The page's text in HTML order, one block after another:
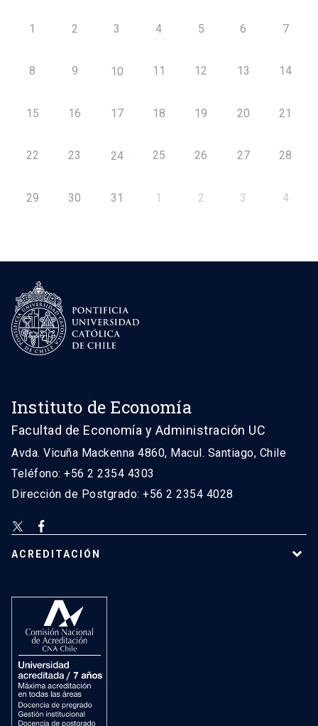
1 2 3 4 5 6 7
8 9 10 11 12 13 14
15 16 17 18 19 20 21
22 23 24 25 26 27 28
29 30 31 1 2 3 4
Instituto de Economía
Facultad de Economía y Administración UC
Avda. Vicuña Mackenna 4860, Macul. Santiago, Chile
Teléfono: +56 2 2354 4303
Dirección de Postgrado: +56 2 2354 4028
ACREDITACIÓN